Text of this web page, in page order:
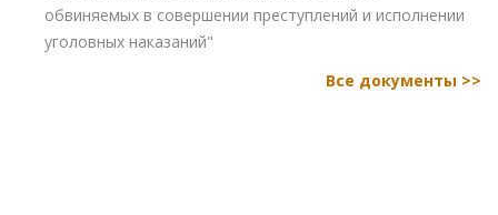
обвиняемых в совершении преступлений и исполнении
уголовных наказаний"
Все документы >>